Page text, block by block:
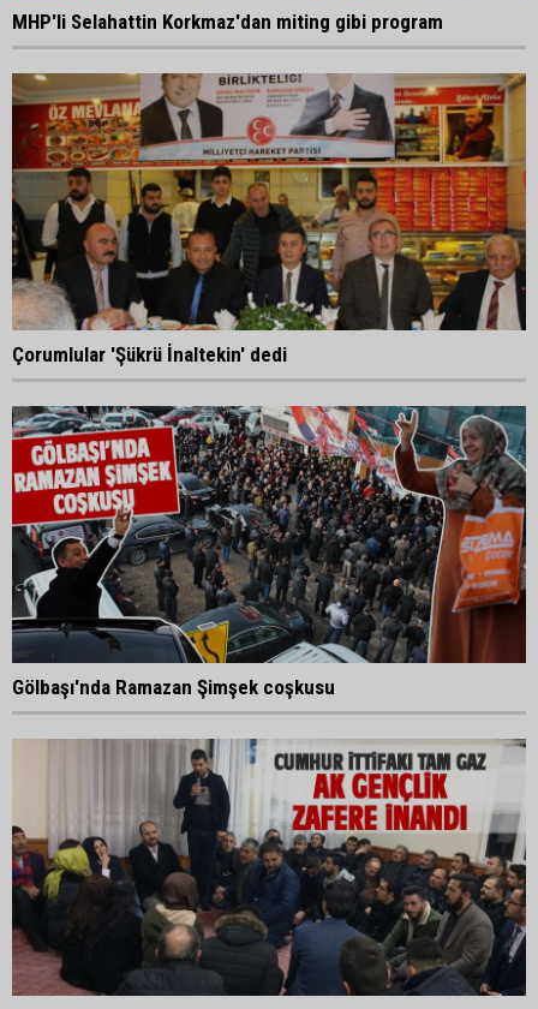
MHP'li Selahattin Korkmaz'dan miting gibi program
Çorumlular 'Şükrü İnaltekin' dedi
Gölbaşı'nda Ramazan Şimşek coşkusu